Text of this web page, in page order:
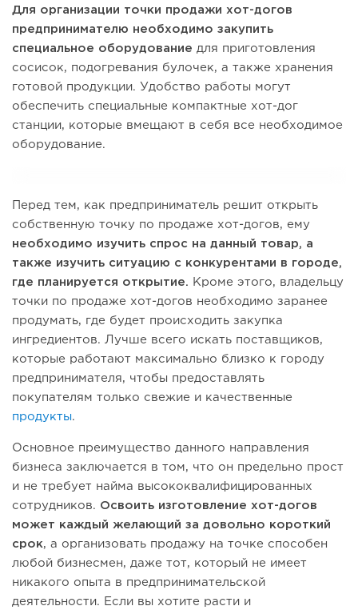
Для организации точки продажи хот-догов
предпринимателю необходимо закупить
специальное оборудование для приготовления
сосисок, подогревания булочек, а также хранения
готовой продукции. Удобство работы могут
обеспечить специальные компактные хот-дог
станции, которые вмещают в себя все необходимое
оборудование.
Перед тем, как предприниматель решит открыть
собственную точку по продаже хот-догов, ему
необходимо изучить спрос на данный товар, а
также изучить ситуацию с конкурентами в городе,
где планируется открытие.
Кроме этого, владельцу
точки по продаже хот-догов необходимо заранее
продумать, где будет происходить закупка
ингредиентов. Лучше всего искать поставщиков,
которые работают максимально близко к городу
предпринимателя, чтобы предоставлять
покупателям только свежие и качественные
продукты.
Основное преимущество данного направления
бизнеса заключается в том, что он предельно прост
и не требует найма высококвалифицированных
сотрудников. Освоить изготовление хот-догов
может каждый желающий за довольно короткий
срок, а организовать продажу на точке способен
любой бизнесмен, даже тот, который не имеет
никакого опыта в предпринимательской
деятельности. Если вы хотите расти и